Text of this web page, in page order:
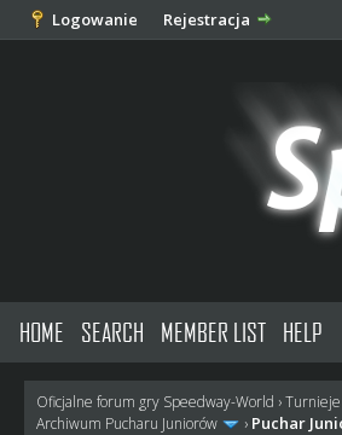
Logowanie Rejestracja
HOME SEARCH MEMBER LIST HELP
Oficjalne forum gry Speedway-World ›Turnieje
Archiwum Pucharu Juniorów
› Puchar